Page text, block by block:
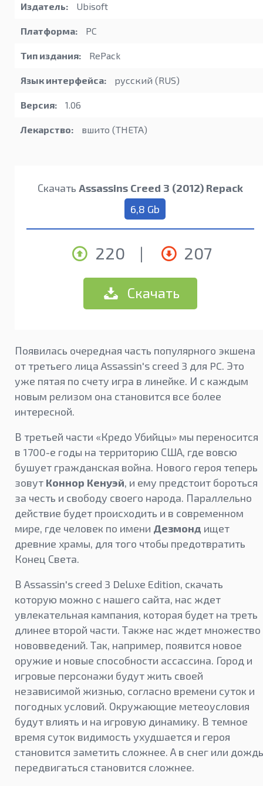
Издатель: Ubisoft
Платформа: PC
Тип издания: RePack
Язык интерфейса: русский (RUS)
Версия: 1.06
Лекарство: вшито (THETA)
Скачать Assassins Creed 3 (2012) Repack
6,8 Gb
220 | 207
Скачать
Появилась очередная часть популярного экшена
от третьего лица Assassin's creed 3 для PC. Это
уже пятая по счету игра в линейке. И с каждым
новым релизом она становится все более
интересной.
В третьей части «Кредо Убийцы» мы переносится
в 1700-е годы на территорию США, где вовсю
бушует гражданская война. Нового героя теперь
зовут Коннор Кенуэй, и ему предстоит бороться
за честь и свободу своего народа. Параллельно
действие будет происходить и в современном
мире, где человек по имени Дезмонд ищет
древние храмы, для того чтобы предотвратить
Конец Света.
В Assassin's creed 3 Deluxe Edition, скачать
которую можно с нашего сайта, нас ждет
увлекательная кампания, которая будет на треть
длинее второй части. Также нас ждет множество
нововведений. Так, например, появится новое
оружие и новые способности ассассина. Город и
игровые персонажи будут жить своей
независимой жизнью, согласно времени суток и
погодных условий. Окружающие метеоусловия
будут влиять и на игровую динамику. В темное
время суток видимость ухудшается и героя
становится заметить сложнее. А в снег или дождь
передвигаться становится сложнее.